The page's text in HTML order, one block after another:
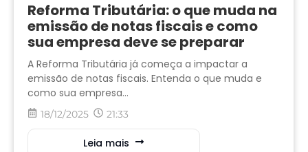
Reforma Tributária: o que muda na
emissão de notas fiscais e como
sua empresa deve se preparar
A Reforma Tributária já começa a impactar a
emissão de notas fiscais. Entenda o que muda e
como sua empresa...
18/12/2025 21:33
Leia mais